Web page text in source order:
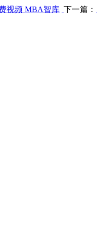
视频 MBA智库 下一篇：